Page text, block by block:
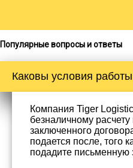
Популярные вопросы и ответы
Каковы условия
Компания Tiger
безналичному
заключенного
подается после, того
подадите письменную